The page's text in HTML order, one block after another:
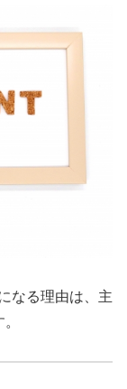
なる理由は、主